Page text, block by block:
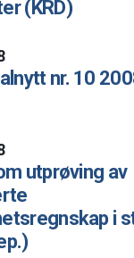
(KRD)
nr. 10
utprøving av
i